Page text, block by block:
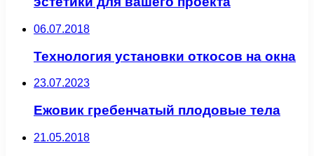
06.07.2018
Технология установки откосов на окна
23.07.2023
Ежовик гребенчатый плодовые тела
21.05.2018